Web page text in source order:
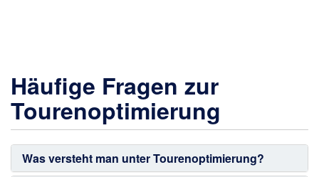
Häufige Fragen zur
Tourenoptimierung
Was versteht man unter Tourenoptimierung?